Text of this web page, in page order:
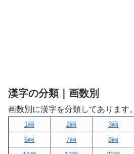
漢字の分類｜画数別
画数別に漢字を分類してあります。
1画 2画 3画
6画
7画 8画